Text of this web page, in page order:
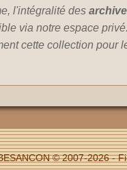
l'intégralité des
via notre espace
cette collection pour
© 2007-2026 -